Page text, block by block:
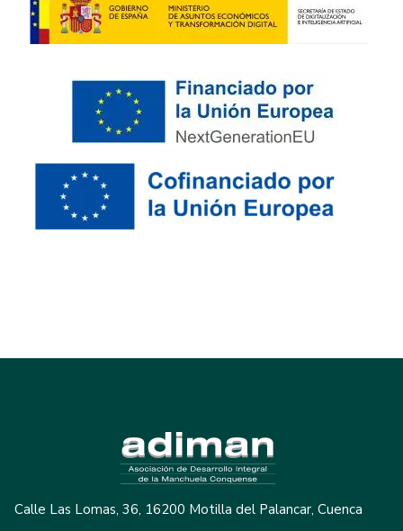
Calle Las Lomas, 36, 16200 Motilla del Palancar, Cuenca